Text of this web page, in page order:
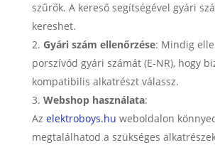
szűrők. A kereső segítségével gyári
kereshet.
Gyári szám ellenőrzése: Mindig
porszívód gyári számát (E-NR), hogy
kompatibilis alkatrészt válassz.
Webshop használata:
Az elektroboys.hu weboldalon
megtalálhatod a szükséges